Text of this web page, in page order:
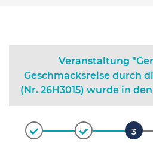
Veranstaltung
Geschmacksreise durch
(Nr. 26H3015) wurde in